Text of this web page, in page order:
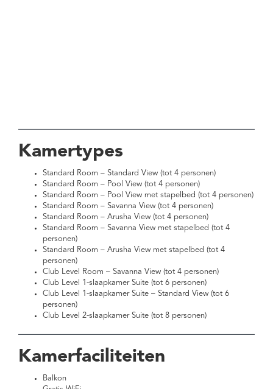
Kamertypes
Standard Room – Standard View (tot 4 personen)
Standard Room – Pool View (tot 4 personen)
Standard Room – Pool View met stapelbed (tot 4 personen)
Standard Room – Savanna View (tot 4 personen)
Standard Room – Arusha View (tot 4 personen)
Standard Room – Savanna View met stapelbed (tot 4
personen)
Standard Room – Arusha View met stapelbed (tot 4
personen)
Club Level Room – Savanna View (tot 4 personen)
Club Level 1-slaapkamer Suite (tot 6 personen)
Club Level 1-slaapkamer Suite – Standard View (tot 6
personen)
Club Level 2-slaapkamer Suite (tot 8 personen)
Kamerfaciliteiten
Balkon